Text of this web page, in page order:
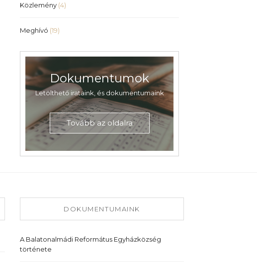
Közlemény (4)
Meghívó (19)
Dokumentumok
Letölthető irataink, és dokumentumaink
Tovább az oldalra
DOKUMENTUMAINK
A Balatonalmádi Református Egyházközség
története